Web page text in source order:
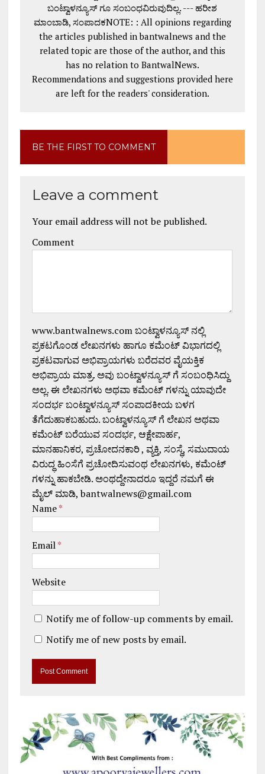
ಬಂಟ್ವಾಳನ್ಯೂಸ್ ಗೂ ಸಂಬಂಧವಿರುವುದಿಲ್ಲ. --- ಹರೀಶ
ಮಾಂಬಾಡಿ, ಸಂಪಾದಕNOTE: : All opinions regarding
the articles published in bantwalnews and the
related topic are those of the author, and this
has no relation to BantwalNews.
Recommendations and suggestions provided here
are left for the readers' consideration.
BE THE FIRST TO COMMENT
Leave a comment
Your email address will not be published.
Comment
www.bantwalnews.com ಬಂಟ್ವಾಳನ್ಯೂಸ್ ನಲ್ಲಿ
ಪ್ರಕಟಗೊಂಡ ಲೇಖನಗಳು ಹಾಗೂ ಕಮೆಂಟ್ ವಿಭಾಗದಲ್ಲಿ
ಪ್ರಕಟವಾಗುವ ಅಭಿಪ್ರಾಯಗಳು ಬರೆದವರ ವೈಯಕ್ತಿಕ
ಅಭಿಪ್ರಾಯ ಮಾತ್ರ. ಅವು ಬಂಟ್ವಾಳನ್ಯೂಸ್ ಗೆ ಸಂಬಂಧಿಸಿದ್ದು
ಅಲ್ಲ. ಈ ಲೇಖನಗಳು ಅಥವಾ ಕಮೆಂಟ್ ಗಳನ್ನು ಯಾವುದೇ
ಸಂದರ್ಭ ಬಂಟ್ವಾಳನ್ಯೂಸ್ ಸಂಪಾದಕೀಯ ಬಳಗ
ತೆಗೆದುಹಾಕಬಹುದು. ಬಂಟ್ವಾಳನ್ಯೂಸ್ ಗೆ ಲೇಖನ ಅಥವಾ
ಕಮೆಂಟ್ ಬರೆಯುವ ಸಂದರ್ಭ, ಆಕ್ಷೇಪಾರ್ಹ,
ಮಾನಹಾನಿಕರ, ಪ್ರಚೋದನಕಾರಿ , ವ್ಯಕ್ತಿ, ಸಂಸ್ಥೆ, ಸಮುದಾಯ
ವಿರುದ್ಧ ಹಿಂಸೆಗೆ ಪ್ರಚೋದಿಸುವಂಥ ಲೇಖನಗಳು, ಕಮೆಂಟ್
ಗಳನ್ನು ಹಾಕಬೇಡಿ. ಅಂಥದ್ದೇನಾದರೂ ಇದ್ದರೆ ನಮಗೆ ಈ
ಮೈಲ್ ಮಾಡಿ, bantwalnews@gmail.com
Name*
Email*
Website
Notify me of follow-up comments by email.
Notify me of new posts by email.
t
e
r